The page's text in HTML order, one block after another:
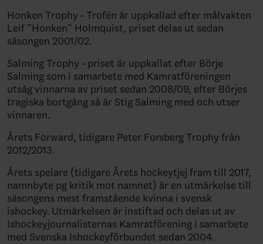
Honken Trophy - Trofén är uppkallad efter målvakten
Leif ”Honken” Holmquist, priset delas ut sedan
säsongen 2001/02.
Salming Trophy - priset är uppkallat efter Börje
Salming som i samarbete med Kamratföreningen
utsåg vinnarna av priset sedan 2008/09, efter Börjes
tragiska bortgång så är Stig Salming med och utser
vinnaren.
Årets Forward, tidigare Peter Forsberg Trophy från
2012/2013.
Årets spelare (tidigare Årets hockeytjej fram till 2017,
namnbyte pg kritik mot namnet) är en utmärkelse till
säsongens mest framstående kvinna i svensk
ishockey. Utmärkelsen är instiftad och delas ut av
Ishockeyjournalisternas Kamratförening i samarbete
med Svenska Ishockeyförbundet sedan 2004.